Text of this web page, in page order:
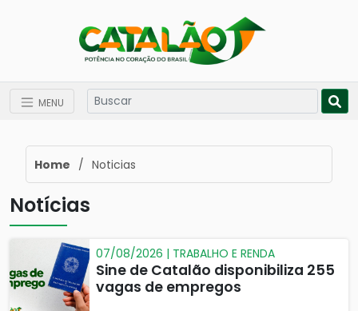
MENU
Home / Noticias
Notícias
07/08/2026 | TRABALHO E RENDA
Sine de Catalão disponibiliza 255
vagas de empregos